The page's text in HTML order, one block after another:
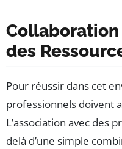
des
Pour réussir dans cet
professionnels doivent
L’association avec des
delà d’une simple